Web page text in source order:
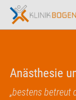
Anästhesie
„bestens betreut